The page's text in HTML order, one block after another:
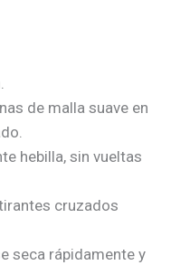
de malla suave en
hebilla, sin vueltas
cruzados
seca rápidamente y